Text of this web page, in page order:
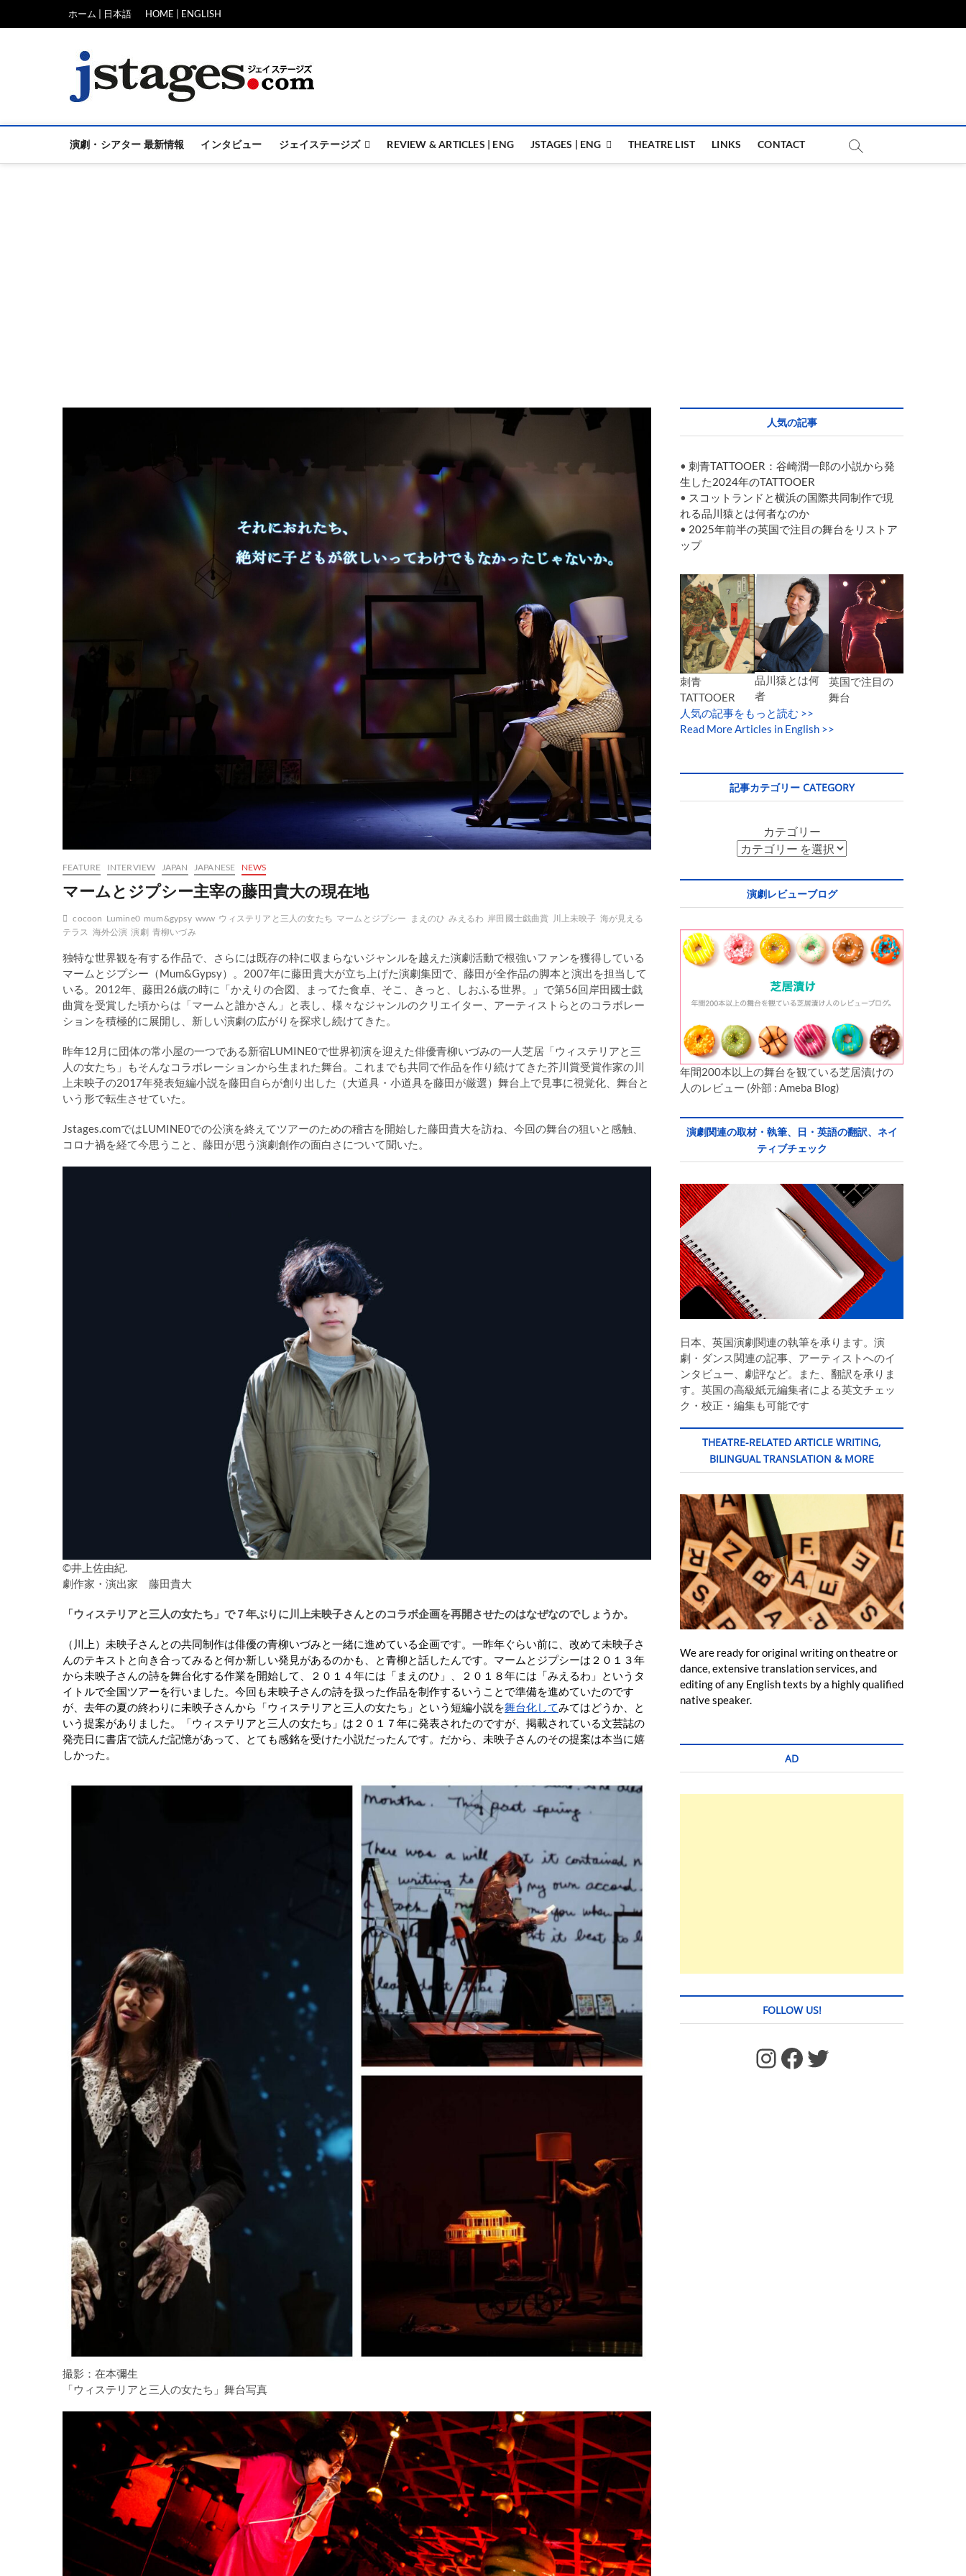
ホーム | 日本語 HOME | ENGLISH
演劇・シアター 最新情報 インタビュー ジェイステージズ REVIEW & ARTICLES | ENG JSTAGES | ENG THEATRE LIST LINKS CONTACT
FEATURE INTERVIEW JAPAN JAPANESE NEWS
マームとジプシー主宰の藤田貴大の現在地
cocoon Lumine0 mum&gypsy www ウィステリアと三人の女たち マームとジプシー まえのひ みえるわ 岸田國士戯曲賞 川上未映子 海が見える
テラス 海外公演 演劇 青柳いづみ
独特な世界観を有する作品で、さらには既存の枠に収まらないジャンルを越えた演劇活動で根強いファンを獲得している
マームとジプシー（Mum&Gypsy）。2007年に藤田貴大が立ち上げた演劇集団で、藤田が全作品の脚本と演出を担当して
いる。2012年、藤田26歳の時に「かえりの合図、まってた食卓、そこ、きっと、しおふる世界。」で第56回岸田國士戯
曲賞を受賞した頃からは「マームと誰かさん」と表し、様々なジャンルのクリエイター、アーティストらとのコラボレー
ションを積極的に展開し、新しい演劇の広がりを探求し続けてきた。
昨年12月に団体の常小屋の一つである新宿LUMINE0で世界初演を迎えた俳優青柳いづみの一人芝居「ウィステリアと三
人の女たち」もそんなコラボレーションから生まれた舞台。これまでも共同で作品を作り続けてきた芥川賞受賞作家の川
上未映子の2017年発表短編小説を藤田自らが創り出した（大道具・小道具を藤田が厳選）舞台上で見事に視覚化、舞台と
いう形で転生させていた。
Jstages.comではLUMINE0での公演を終えてツアーのための稽古を開始した藤田貴大を訪ね、今回の舞台の狙いと感触、
コロナ禍を経て今思うこと、藤田が思う演劇創作の面白さについて聞いた。
©︎井上佐由紀.
劇作家・演出家 藤田貴大
「ウィステリアと三人の女たち」で７年ぶりに川上未映子さんとのコラボ企画を再開させたのはなぜなのでしょうか。
（川上）未映子さんとの共同制作は俳優の青柳いづみと一緒に進めている企画です。一昨年ぐらい前に、改めて未映子さ
んのテキストと向き合ってみると何か新しい発見があるのかも、と青柳と話したんです。マームとジプシーは２０１３年
から未映子さんの詩を舞台化する作業を開始して、２０１４年には「まえのひ」、２０１８年には「みえるわ」というタ
イトルで全国ツアーを行いました。今回も未映子さんの詩を扱った作品を制作するいうことで準備を進めていたのです
が、去年の夏の終わりに未映子さんから「ウィステリアと三人の女たち」という短編小説を舞台化してみてはどうか、と
いう提案がありました。「ウィステリアと三人の女たち」は２０１７年に発表されたのですが、掲載されている文芸誌の
発売日に書店で読んだ記憶があって、とても感銘を受けた小説だったんです。だから、未映子さんのその提案は本当に嬉
しかった。
撮影：在本彌生
「ウィステリアと三人の女たち」舞台写真
人気の記事
• 刺青TATTOOER：谷崎潤一郎の小説から発
生した2024年のTATTOOER
• スコットランドと横浜の国際共同制作で現
れる品川猿とは何者なのか
• 2025年前半の英国で注目の舞台をリストア
ップ
刺青
TATTOOER
品川猿とは何
者
英国で注目の
舞台
人気の記事をもっと読む >>
Read More Articles in English >>
記事カテゴリー CATEGORY
カテゴリー
演劇レビューブログ
年間200本以上の舞台を観ている芝居漬けの
人のレビュー (外部 : Ameba Blog)
演劇関連の取材・執筆、日・英語の翻訳、ネイ
ティブチェック
日本、英国演劇関連の執筆を承ります。演
劇・ダンス関連の記事、アーティストへのイ
ンタビュー、劇評など。また、翻訳を承りま
す。英国の高級紙元編集者による英文チェッ
ク・校正・編集も可能です
THEATRE-RELATED ARTICLE WRITING,
BILINGUAL TRANSLATION & MORE
We are ready for original writing on theatre or
dance, extensive translation services, and
editing of any English texts by a highly qualified
native speaker.
AD
FOLLOW US!
https://www.facebook.com/jstages/ Facebook Twitter